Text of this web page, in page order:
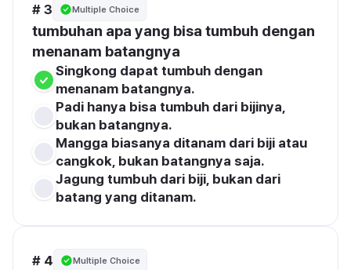
# 3 Multiple Choice
tumbuhan apa yang bisa tumbuh dengan
menanam batangnya
Singkong dapat tumbuh dengan
menanam batangnya.
Padi hanya bisa tumbuh dari bijinya,
bukan batangnya.
Mangga biasanya ditanam dari biji atau
cangkok, bukan batangnya saja.
Jagung tumbuh dari biji, bukan dari
batang yang ditanam.
# 4 Multiple Choice